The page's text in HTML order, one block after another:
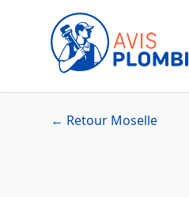
← Retour Moselle